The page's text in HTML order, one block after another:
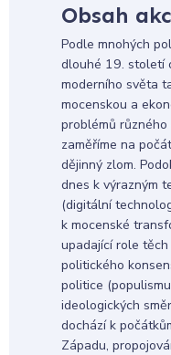
Obsah
Podle mnohých
dlouhé 19. století
moderního světa
mocenskou a
problémů
zaměříme na
dějinný zlom.
dnes k výrazným
(digitální
k mocenské
upadající role
politického
politice
ideologických
dochází k
Západu,